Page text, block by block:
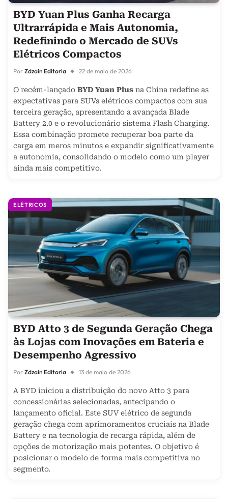
BYD Yuan Plus Ganha Recarga
Ultrarrápida e Mais Autonomia,
Redefinindo o Mercado de SUVs
Elétricos Compactos
Por Zdzain Editoria 22 de maio de 2026
O recém-lançado BYD Yuan Plus na China redefine as
expectativas para SUVs elétricos compactos com sua
terceira geração, apresentando a avançada Blade
Battery 2.0 e o revolucionário sistema Flash Charging.
Essa combinação promete recuperar boa parte da
carga em meros minutos e expandir significativamente
a autonomia, consolidando o modelo como um player
ainda mais competitivo.
ELÉTRICOS
BYD Atto 3 de Segunda Geração Chega
às Lojas com Inovações em Bateria e
Desempenho Agressivo
Por Zdzain Editoria 13 de maio de 2026
A BYD iniciou a distribuição do novo Atto 3 para
concessionárias selecionadas, antecipando o
lançamento oficial. Este SUV elétrico de segunda
geração chega com aprimoramentos cruciais na Blade
Battery e na tecnologia de recarga rápida, além de
opções de motorização mais potentes. O objetivo é
posicionar o modelo de forma mais competitiva no
segmento.